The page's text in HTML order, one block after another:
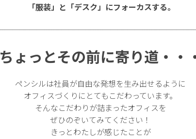
「服装」と「デスク」にフォーカスする。
ちょっとその前に寄り道・・
ペンシルは社員が自由な発想を生み出せるように
オフィスづくりにとてもこだわっています。
そんなこだわりが詰まったオフィスを
ぜひのぞいてみてください！
きっとわたしが感じたことが